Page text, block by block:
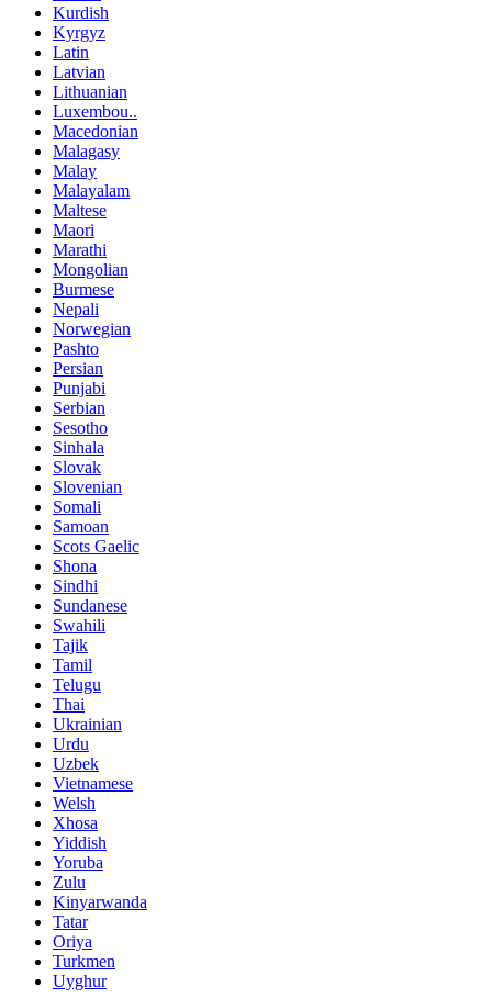
Kurdish
Kyrgyz
Latin
Latvian
Lithuanian
Luxembou..
Macedonian
Malagasy
Malay
Malayalam
Maltese
Maori
Marathi
Mongolian
Burmese
Nepali
Norwegian
Pashto
Persian
Punjabi
Serbian
Sesotho
Sinhala
Slovak
Slovenian
Somali
Samoan
Scots Gaelic
Shona
Sindhi
Sundanese
Swahili
Tajik
Tamil
Telugu
Thai
Ukrainian
Urdu
Uzbek
Vietnamese
Welsh
Xhosa
Yiddish
Yoruba
Zulu
Kinyarwanda
Tatar
Oriya
Turkmen
Uyghur